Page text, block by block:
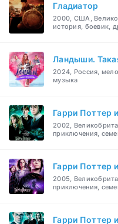
Гладиатор
2000, США,
история, боевик,
Ландыши.
2024, Россия,
музыка
Гарри Поттер
2002,
приключения,
Гарри Поттер
2005,
приключения,
Гарри Поттер